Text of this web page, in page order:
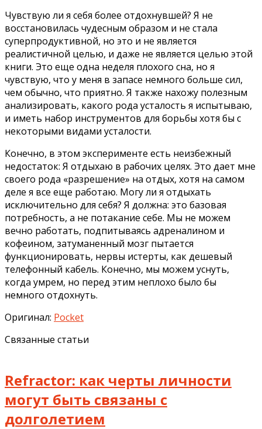
Чувствую ли я себя более отдохнувшей? Я не
восстановилась чудесным образом и не стала
суперпродуктивной, но это и не является
реалистичной целью, и даже не является целью этой
книги. Это еще одна неделя плохого сна, но я
чувствую, что у меня в запасе немного больше сил,
чем обычно, что приятно. Я также нахожу полезным
анализировать, какого рода усталость я испытываю,
и иметь набор инструментов для борьбы хотя бы с
некоторыми видами усталости.
Конечно, в этом эксперименте есть неизбежный
недостаток: Я отдыхаю в рабочих целях. Это дает мне
своего рода «разрешение» на отдых, хотя на самом
деле я все еще работаю. Могу ли я отдыхать
исключительно для себя? Я должна: это базовая
потребность, а не потакание себе. Мы не можем
вечно работать, подпитываясь адреналином и
кофеином, затуманенный мозг пытается
функционировать, нервы истерты, как дешевый
телефонный кабель. Конечно, мы можем уснуть,
когда умрем, но перед этим неплохо было бы
немного отдохнуть.
Оригинал: Pocket
Связанные статьи
Refractor: как черты личности
могут быть связаны с
долголетием